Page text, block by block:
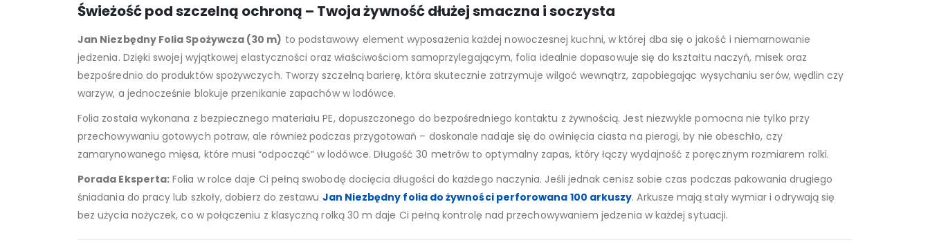
Świeżość pod szczelną ochroną – Twoja żywność dłużej smaczna i soczysta
Jan Niezbędny Folia Spożywcza (30 m) to podstawowy element wyposażenia każdej nowoczesnej kuchni, w której dba się o jakość i niemarnowanie
jedzenia. Dzięki swojej wyjątkowej elastyczności oraz właściwościom samoprzylegającym, folia idealnie dopasowuje się do kształtu naczyń, misek oraz
bezpośrednio do produktów spożywczych. Tworzy szczelną barierę, która skutecznie zatrzymuje wilgoć wewnątrz, zapobiegając wysychaniu serów, wędlin czy
warzyw, a jednocześnie blokuje przenikanie zapachów w lodówce.
Folia została wykonana z bezpiecznego materiału PE, dopuszczonego do bezpośredniego kontaktu z żywnością. Jest niezwykle pomocna nie tylko przy
przechowywaniu gotowych potraw, ale również podczas przygotowań – doskonale nadaje się do owinięcia ciasta na pierogi, by nie obeschło, czy
zamarynowanego mięsa, które musi “odpocząć” w lodówce. Długość 30 metrów to optymalny zapas, który łączy wydajność z poręcznym rozmiarem rolki.
Porada Eksperta: Folia w rolce daje Ci pełną swobodę docięcia długości do każdego naczynia. Jeśli jednak cenisz sobie czas podczas pakowania drugiego
śniadania do pracy lub szkoły, dobierz do zestawu Jan Niezbędny folia do żywności perforowana 100 arkuszy. Arkusze mają stały wymiar i odrywają się
bez użycia nożyczek, co w połączeniu z klasyczną rolką 30 m daje Ci pełną kontrolę nad przechowywaniem jedzenia w każdej sytuacji.